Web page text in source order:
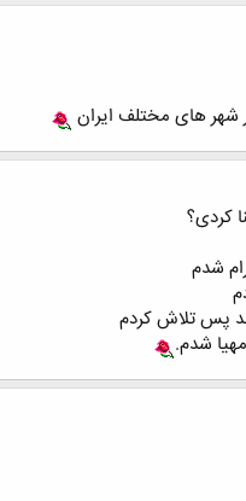
های مختلف ایران
کردی؟